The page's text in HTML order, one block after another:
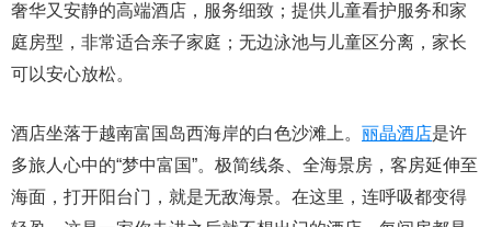
奢华又安静的高端酒店，服务细致；提供儿童看护服务和家
庭房型，非常适合亲子家庭；无边泳池与儿童区分离，家长
可以安心放松。
酒店坐落于越南富国岛西海岸的白色沙滩上。 丽晶酒店是许
多旅人心中的“梦中富国”。极简线条、全海景房，客房延伸至
海面，打开阳台门，就是无敌海景。在这里，连呼吸都变得